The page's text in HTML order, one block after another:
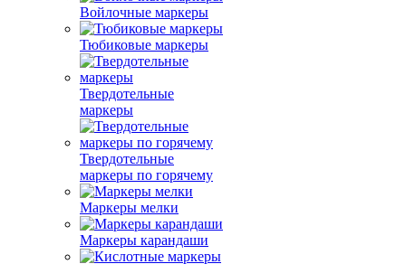
Войлочные маркеры
Тюбиковые маркеры
Твердотельные
маркеры
Твердотельные
маркеры по горячему
Маркеры мелки
Маркеры карандаши